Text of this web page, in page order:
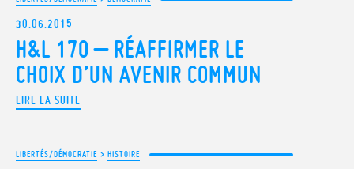
30.06.2015
H&L 170 – RÉAFFIRMER LE
CHOIX D’UN AVENIR COMMUN
LIRE LA SUITE
LIBERTÉS/DÉMOCRATIE > HISTOIRE